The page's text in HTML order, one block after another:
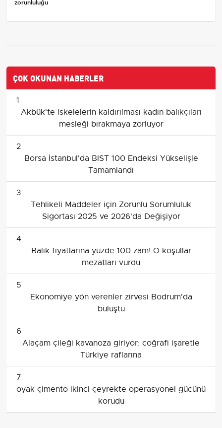
zorunluluğu
ÇOK OKUNAN HABERLER
1
Akbük'te iskelelerin kaldırılması kadın balıkçıları
mesleği bırakmaya zorluyor
2
Borsa İstanbul'da BIST 100 Endeksi Yükselişle
Tamamlandı
3
Tehlikeli Maddeler için Zorunlu Sorumluluk
Sigortası 2025 ve 2026'da Değişiyor
4
Balık fiyatlarına yüzde 100 zam! O koşullar
mezatları vurdu
5
Ekonomiye yön verenler zirvesi Bodrum'da
buluştu
6
Alaçam çileği kavanoza giriyor: coğrafi işaretle
Türkiye raflarına
7
oyak çimento ikinci çeyrekte operasyonel gücünü
korudu